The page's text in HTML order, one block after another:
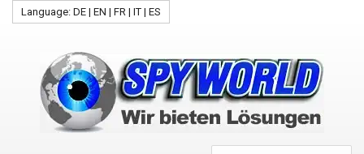
Language: DE | EN | FR | IT | ES